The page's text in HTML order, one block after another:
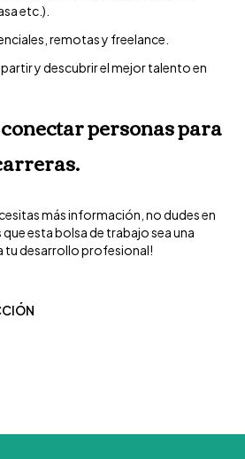
etc.).
remotas y freelance.
y descubrir el mejor talento en
personas para
más información, no dudes en
esta bolsa de trabajo sea una
tu desarrollo profesional!